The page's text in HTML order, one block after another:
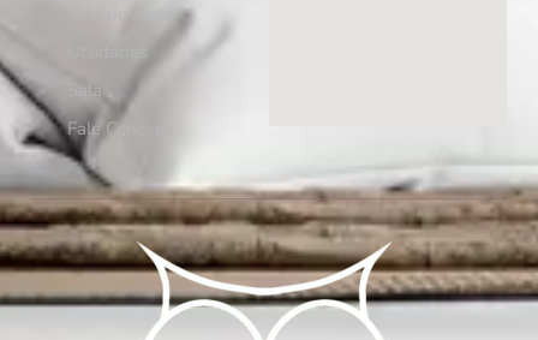
Sala de Jantar
Utilidades
Sala
Fale Conosco